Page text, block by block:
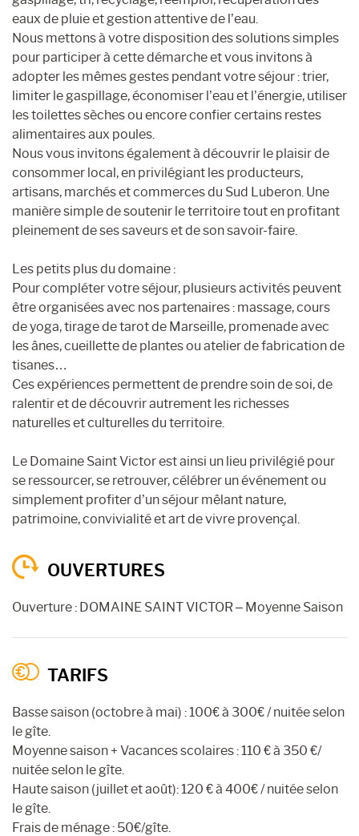
eaux de pluie et gestion attentive de l’eau.
Nous mettons à votre disposition des solutions simples
pour participer à cette démarche et vous invitons à
adopter les mêmes gestes pendant votre séjour : trier,
limiter le gaspillage, économiser l’eau et l’énergie, utiliser
les toilettes sèches ou encore confier certains restes
alimentaires aux poules.
Nous vous invitons également à découvrir le plaisir de
consommer local, en privilégiant les producteurs,
artisans, marchés et commerces du Sud Luberon. Une
manière simple de soutenir le territoire tout en profitant
pleinement de ses saveurs et de son savoir-faire.
Les petits plus du domaine :
Pour compléter votre séjour, plusieurs activités peuvent
être organisées avec nos partenaires : massage, cours
de yoga, tirage de tarot de Marseille, promenade avec
les ânes, cueillette de plantes ou atelier de fabrication de
tisanes…
Ces expériences permettent de prendre soin de soi, de
ralentir et de découvrir autrement les richesses
naturelles et culturelles du territoire.
Le Domaine Saint Victor est ainsi un lieu privilégié pour
se ressourcer, se retrouver, célébrer un événement ou
simplement profiter d’un séjour mêlant nature,
patrimoine, convivialité et art de vivre provençal.
OUVERTURES
Ouverture : DOMAINE SAINT VICTOR – Moyenne Saison
TARIFS
Basse saison (octobre à mai) : 100€ à 300€ / nuitée selon
le gîte.
Moyenne saison + Vacances scolaires : 110 € à 350 €/
nuitée selon le gîte.
Haute saison (juillet et août): 120 € à 400€ / nuitée selon
le gîte.
Frais de ménage : 50€/gîte.